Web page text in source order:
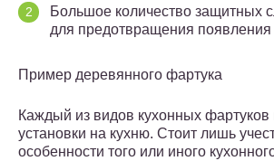
Большое количество защитных
для предотвращения появления
Пример деревянного фартука
Каждый из видов кухонных фартуков
установки на кухню. Стоит лишь
особенности того или иного